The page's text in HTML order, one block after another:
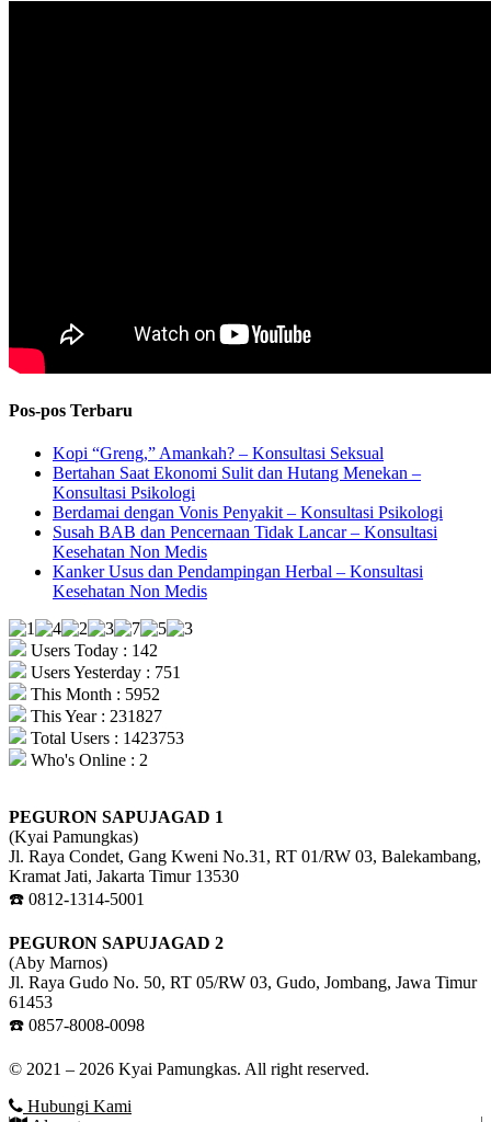
Pos-pos Terbaru
Kopi “Greng,” Amankah? – Konsultasi Seksual
Bertahan Saat Ekonomi Sulit dan Hutang Menekan –
Konsultasi Psikologi
Berdamai dengan Vonis Penyakit – Konsultasi Psikologi
Susah BAB dan Pencernaan Tidak Lancar – Konsultasi
Kesehatan Non Medis
Kanker Usus dan Pendampingan Herbal – Konsultasi
Kesehatan Non Medis
Users Today : 142
Users Yesterday : 751
This Month : 5952
This Year : 231827
Total Users : 1423753
Who's Online : 2
PEGURON SAPUJAGAD 1
(Kyai Pamungkas)
Jl. Raya Condet, Gang Kweni No.31, RT 01/RW 03, Balekambang,
Kramat Jati, Jakarta Timur 13530
☎️ 0812-1314-5001
PEGURON SAPUJAGAD 2
(Aby Marnos)
Jl. Raya Gudo No. 50, RT 05/RW 03, Gudo, Jombang, Jawa Timur
61453
☎️ 0857-8008-0098
© 2021 – 2026 Kyai Pamungkas. All right reserved.
Hubungi Kami